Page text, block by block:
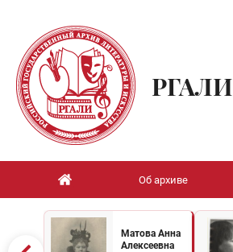
РГАЛИ
Об архиве
Матова Анна
Алексеевна